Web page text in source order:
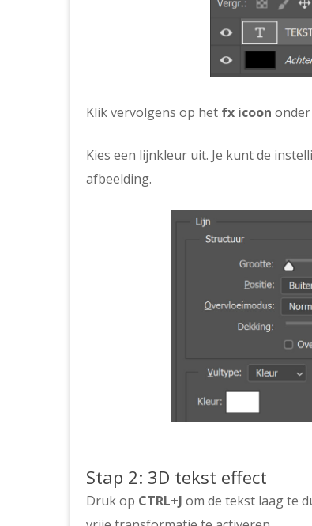
Klik vervolgens op het fx icoon onder
Kies een lijnkleur uit. Je kunt de
afbeelding.
Stap 2: 3D tekst effect
Druk op CTRL+J om de tekst laag te